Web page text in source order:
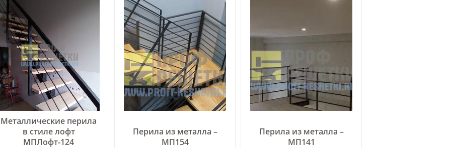
Металлические перила
в стиле лофт
МПЛофт-124
Перила из металла –
МП154
Перила из металла –
МП141